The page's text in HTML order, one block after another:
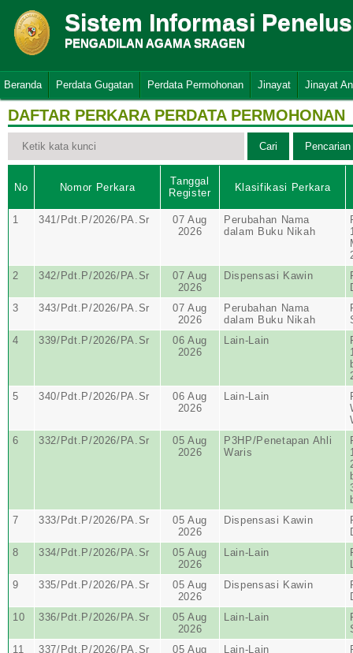
Sistem Informasi
PENGADILAN AGAMA SRAGEN
Beranda Perdata Gugatan Perdata Permohonan Jinayat Jinayat
DAFTAR PERKARA PERDATA PERMOHONAN
No Nomor Perkara
Tanggal
Register
Klasifikasi Perkara
1 341/Pdt.P/2026/PA.Sr
07 Aug
2026
Perubahan Nama
dalam Buku Nikah
2
342/Pdt.P/2026/PA.Sr
07 Aug
2026
Dispensasi Kawin
3
343/Pdt.P/2026/PA.Sr
07 Aug
2026
Perubahan Nama
dalam Buku Nikah
4
339/Pdt.P/2026/PA.Sr
06 Aug
2026
Lain-Lain
5
340/Pdt.P/2026/PA.Sr
06 Aug
2026
Lain-Lain
6
332/Pdt.P/2026/PA.Sr
05 Aug
2026
P3HP/Penetapan Ahli
Waris
7
333/Pdt.P/2026/PA.Sr
05 Aug
2026
Dispensasi Kawin
8
334/Pdt.P/2026/PA.Sr
05 Aug
2026
Lain-Lain
9
335/Pdt.P/2026/PA.Sr
05 Aug
2026
Dispensasi Kawin
10
336/Pdt.P/2026/PA.Sr
05 Aug
2026
Lain-Lain
11
337/Pdt.P/2026/PA.Sr
05 Aug
Lain-Lain